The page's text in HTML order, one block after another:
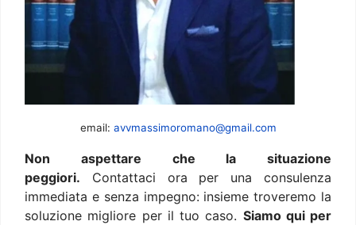
email: avvmassimoromano@gmail.com
Non aspettare che la situazione
peggiori. Contattaci ora per una consulenza
immediata e senza impegno: insieme troveremo la
soluzione migliore per il tuo caso. Siamo qui per